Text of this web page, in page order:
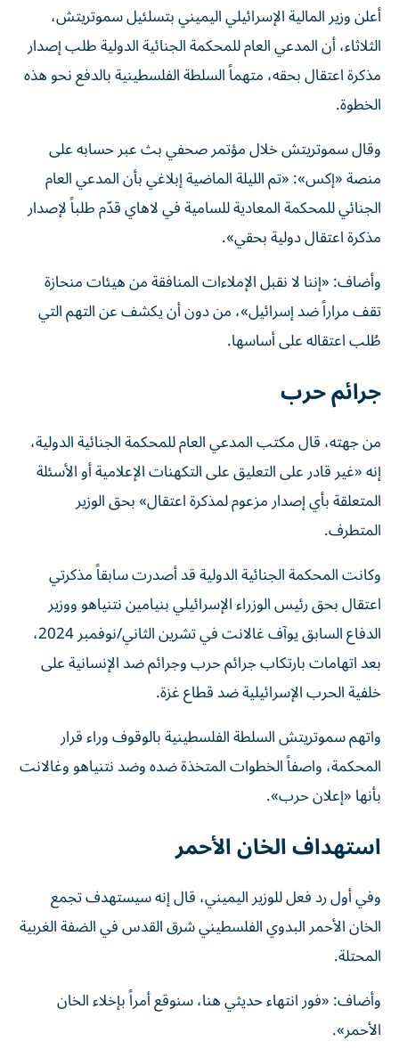
أعلن وزير المالية الإسرائيلي اليميني بتسلئيل سموتريتش،
الثلاثاء، أن المدعي العام للمحكمة الجنائية الدولية طلب إصدار
مذكرة اعتقال بحقه، متهماً السلطة الفلسطينية بالدفع نحو هذه
الخطوة.
وقال سموتريتش خلال مؤتمر صحفي بث عبر حسابه على
منصة «إكس»: «تم الليلة الماضية إبلاغي بأن المدعي العام
الجنائي للمحكمة المعادية للسامية في لاهاي قدّم طلباً لإصدار
مذكرة اعتقال دولية بحقي».
وأضاف: «إننا لا نقبل الإملاءات المنافقة من هيئات منحازة
تقف مراراً ضد إسرائيل»، من دون أن يكشف عن التهم التي
طُلب اعتقاله على أساسها.
جرائم حرب
من جهته، قال مكتب المدعي العام للمحكمة الجنائية الدولية،
إنه «غير قادر على التعليق على التكهنات الإعلامية أو الأسئلة
المتعلقة بأي إصدار مزعوم لمذكرة اعتقال» بحق الوزير
المتطرف.
وكانت المحكمة الجنائية الدولية قد أصدرت سابقاً مذكرتي
اعتقال بحق رئيس الوزراء الإسرائيلي بنيامين نتنياهو ووزير
الدفاع السابق يوآف غالانت في تشرين الثاني/نوفمبر 2024،
بعد اتهامات بارتكاب جرائم حرب وجرائم ضد الإنسانية على
خلفية الحرب الإسرائيلية ضد قطاع غزة.
واتهم سموتريتش السلطة الفلسطينية بالوقوف وراء قرار
المحكمة، واصفاً الخطوات المتخذة ضده وضد نتنياهو وغالانت
بأنها «إعلان حرب».
استهداف الخان الأحمر
وفي أول رد فعل للوزير اليميني، قال إنه سيستهدف تجمع
الخان الأحمر البدوي الفلسطيني شرق القدس في الضفة الغربية
المحتلة.
وأضاف: «فور انتهاء حديثي هنا، سنوقع أمراً بإخلاء الخان
الأحمر».